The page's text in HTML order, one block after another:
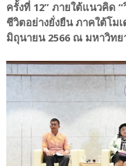
ครั้งที่ 12” ภายใต้แนวคิด
ชีวิตอย่างยั่งยืน ภาคใต้โม
มิถุนายน 2566 ณ มหาวิท